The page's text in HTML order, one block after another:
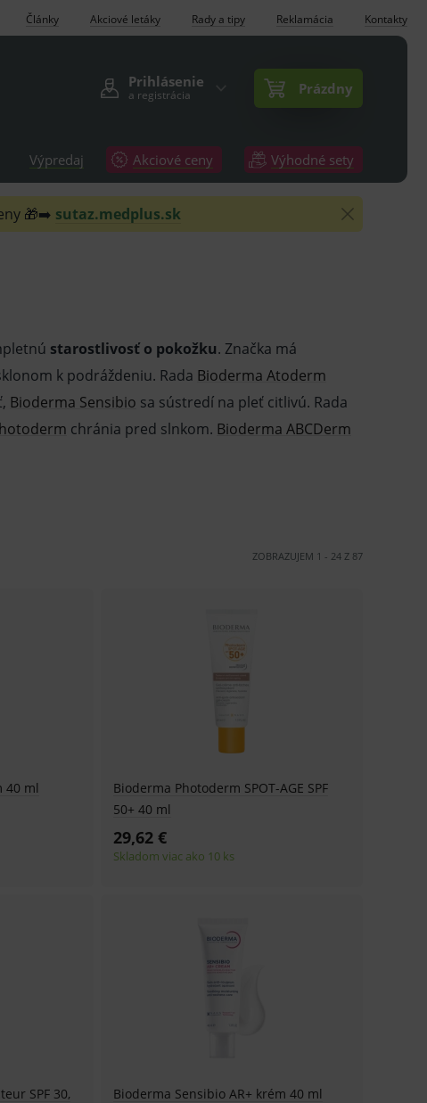
Články Akciové letáky Rady a tipy Reklamácia Kontakty
Prihlásenie
a registrácia Prázdny
Výpredaj Akciové ceny Výhodné sety
🎁➡️ sutaz.medplus.sk
starostlivosť o pokožku. Značka má
k podráždeniu. Rada Bioderma Atoderm
Bioderma Sensibio sa sústredí na pleť citlivú. Rada
chránia pred slnkom. Bioderma ABCDerm
ZOBRAZUJEM 1 - 24 Z 87
40 ml
Bioderma Photoderm SPOT-AGE SPF
50+ 40 ml
29,62 €
Skladom viac ako 10 ks
SPF 30,
Bioderma Sensibio AR+ krém 40 ml